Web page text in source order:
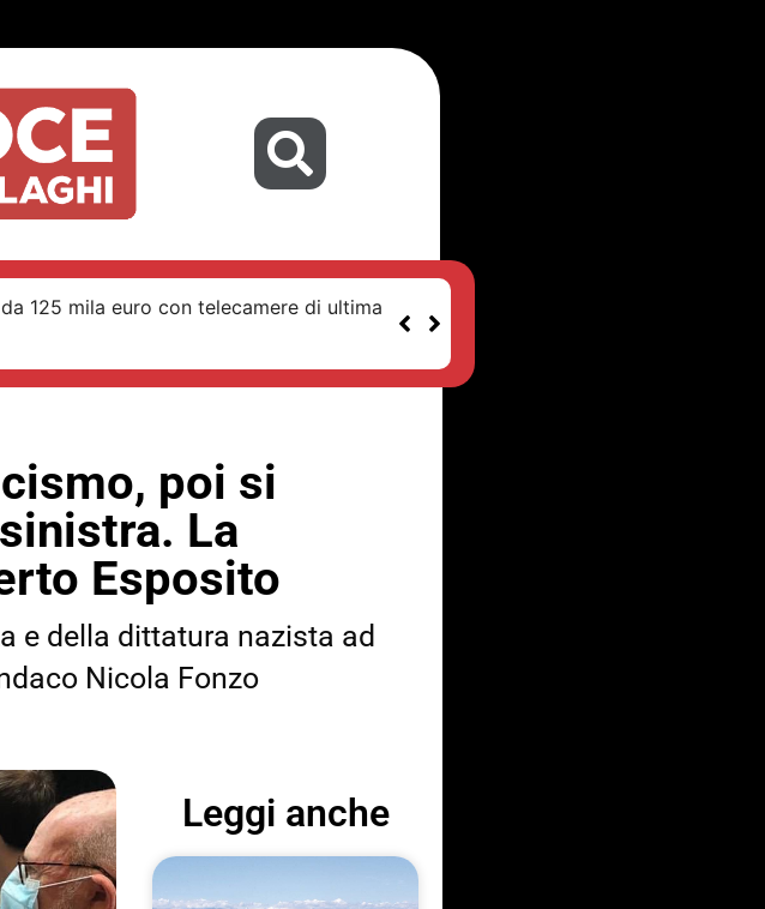
125 mila euro con telecamere di ultima
poi si
La
Esposito
e della dittatura nazista ad
Nicola Fonzo
Leggi anche